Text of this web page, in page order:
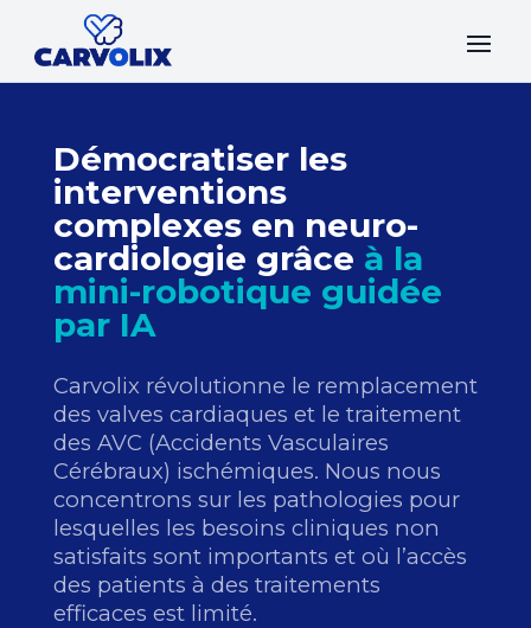
Démocratiser les
interventions
complexes en neuro-
cardiologie grâce à la
mini-robotique guidée
par IA
Carvolix révolutionne le remplacement
des valves cardiaques et le traitement
des AVC (Accidents Vasculaires
Cérébraux) ischémiques. Nous nous
concentrons sur les pathologies pour
lesquelles les besoins cliniques non
satisfaits sont importants et où l’accès
des patients à des traitements
efficaces est limité.